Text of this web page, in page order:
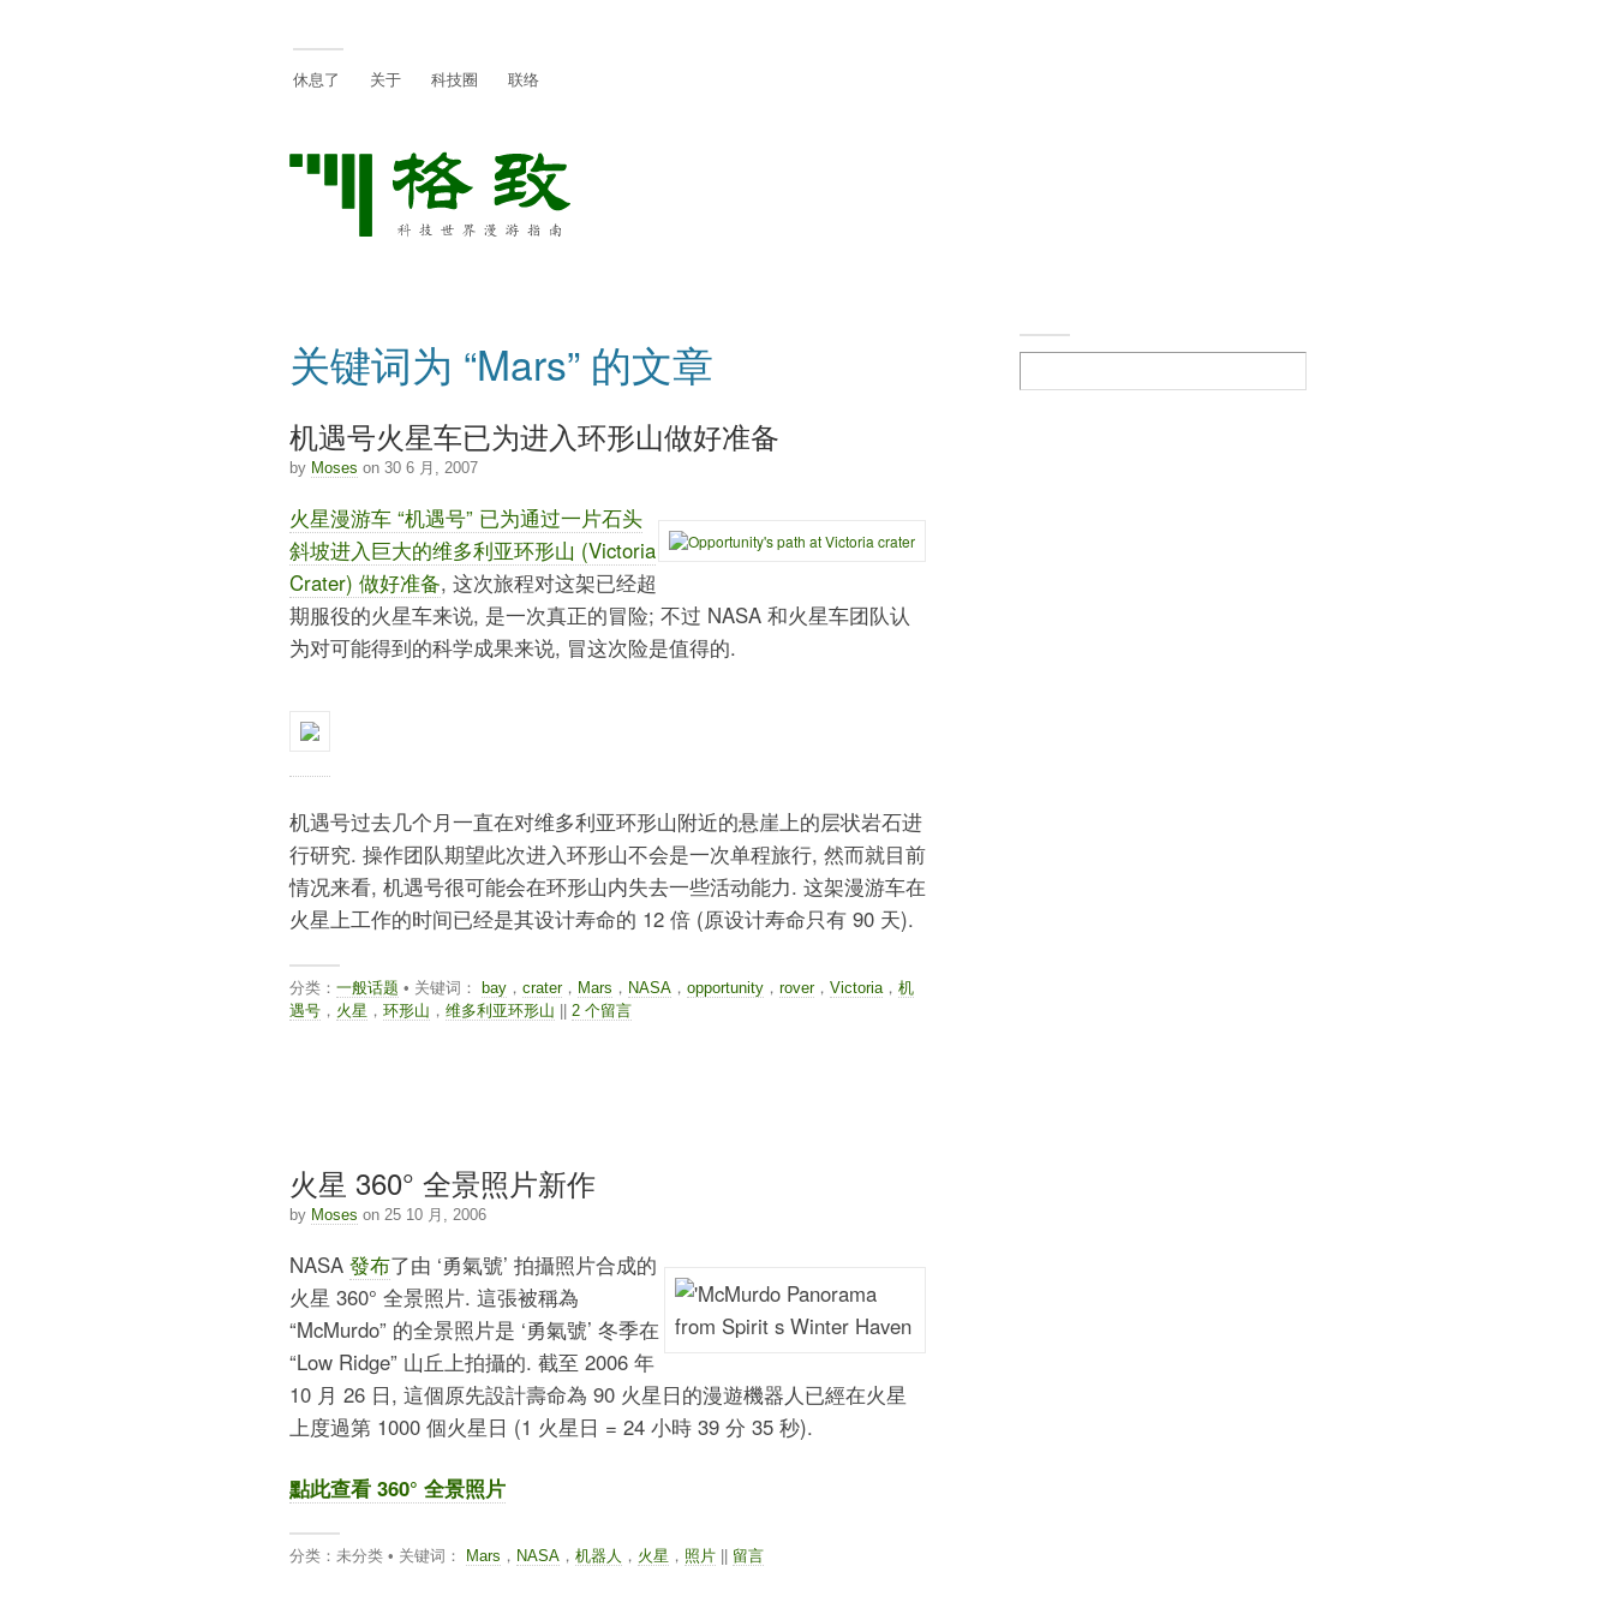
休息了 关于 科技圈 联络
关键词为 “Mars” 的文章
机遇号火星车已为进入环形山做好准备
by Moses on 30 6 月, 2007
火星漫游车 “机遇号” 已为通过一片石头
斜坡进入巨大的维多利亚环形山 (Victoria
Crater) 做好准备, 这次旅程对这架已经超
期服役的火星车来说, 是一次真正的冒险; 不过 NASA 和火星车团队认
为对可能得到的科学成果来说, 冒这次险是值得的.
机遇号过去几个月一直在对维多利亚环形山附近的悬崖上的层状岩石进
行研究. 操作团队期望此次进入环形山不会是一次单程旅行, 然而就目前
情况来看, 机遇号很可能会在环形山内失去一些活动能力. 这架漫游车在
火星上工作的时间已经是其设计寿命的 12 倍 (原设计寿命只有 90 天).
分类： 一般话题 • 关键词： bay， crater， Mars ， NASA， opportunity， rover， Victoria， 机
遇号， 火星 ， 环形山 ， 维多利亚环形山 2 个留言
火星 360° 全景照片新作
by Moses on 25 10 月, 2006
NASA 發布了由 ‘勇氣號’ 拍攝照片合成的
火星 360° 全景照片. 這張被稱為
“McMurdo” 的全景照片是 ‘勇氣號’ 冬季在
“Low Ridge” 山丘上拍攝的. 截至 2006 年
10 月 26 日, 這個原先設計壽命為 90 火星日的漫遊機器人已經在火星
上度過第 1000 個火星日 (1 火星日 = 24 小時 39 分 35 秒).
點此查看 360° 全景照片
分类：未分类 • 关键词： Mars ， NASA， 机器人 ， 火星 ， 照片|| 留言